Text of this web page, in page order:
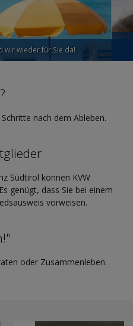
wir wieder für Sie da!
nach dem Ableben.
Südtirol können KVW
genügt, dass Sie bei einem
vorweisen.
oder Zusammenleben.